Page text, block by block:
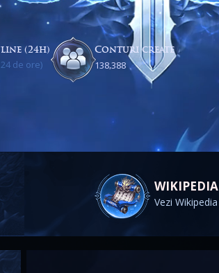
(24h)
de ore)
Conturi create
138,388
WIKIPEDIA
Vezi Wikipedia